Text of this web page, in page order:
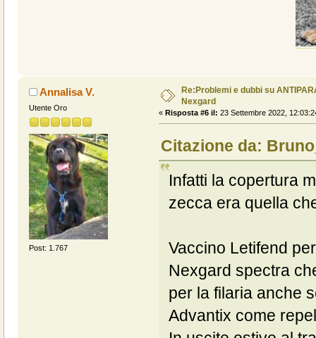
Annalisa V.
Utente Oro
Post: 1.767
Re:Problemi e dubbi su
Nexgard
« Risposta #6 il: 23 Settembre 2022,
Citazione da:
Infatti la copertura
zecca era quella
Vaccino Letifend
Nexgard spectra
per la filaria anche
Advantix come